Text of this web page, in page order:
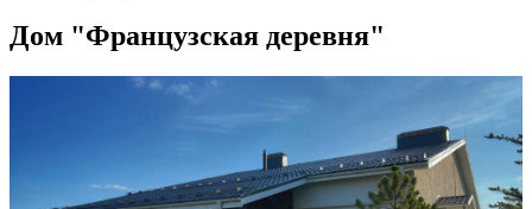
Дом "Французская деревня"